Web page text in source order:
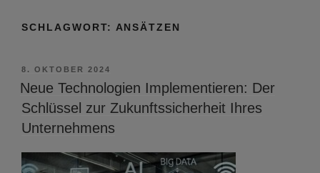
SCHLAGWORT: ANSÄTZEN
VERÖFFENTLICHT
AM
8. OKTOBER 2024
Neue Technologien Implementieren: Der
Schlüssel zur Zukunftssicherheit Ihres
Unternehmens